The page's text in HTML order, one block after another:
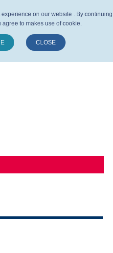
on our website . By continuing
agree to makes use of cookie.
CLOSE